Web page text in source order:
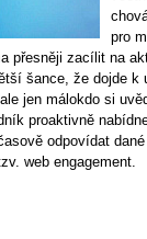
pro
přesněji zacílit na
šance, že dojde k
jen málokdo si
proaktivně
odpovídat
web engagement.